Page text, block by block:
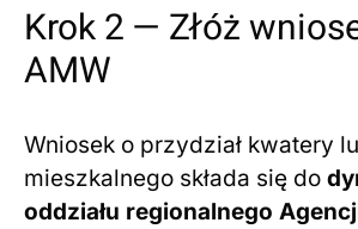
Krok 2 — Złóż
AMW
Wniosek o przydział kwatery
mieszkalnego składa się do
oddziału regionalnego